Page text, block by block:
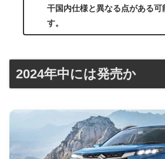
干国内仕様と異なる点がある可
す。
2024年中には発売か